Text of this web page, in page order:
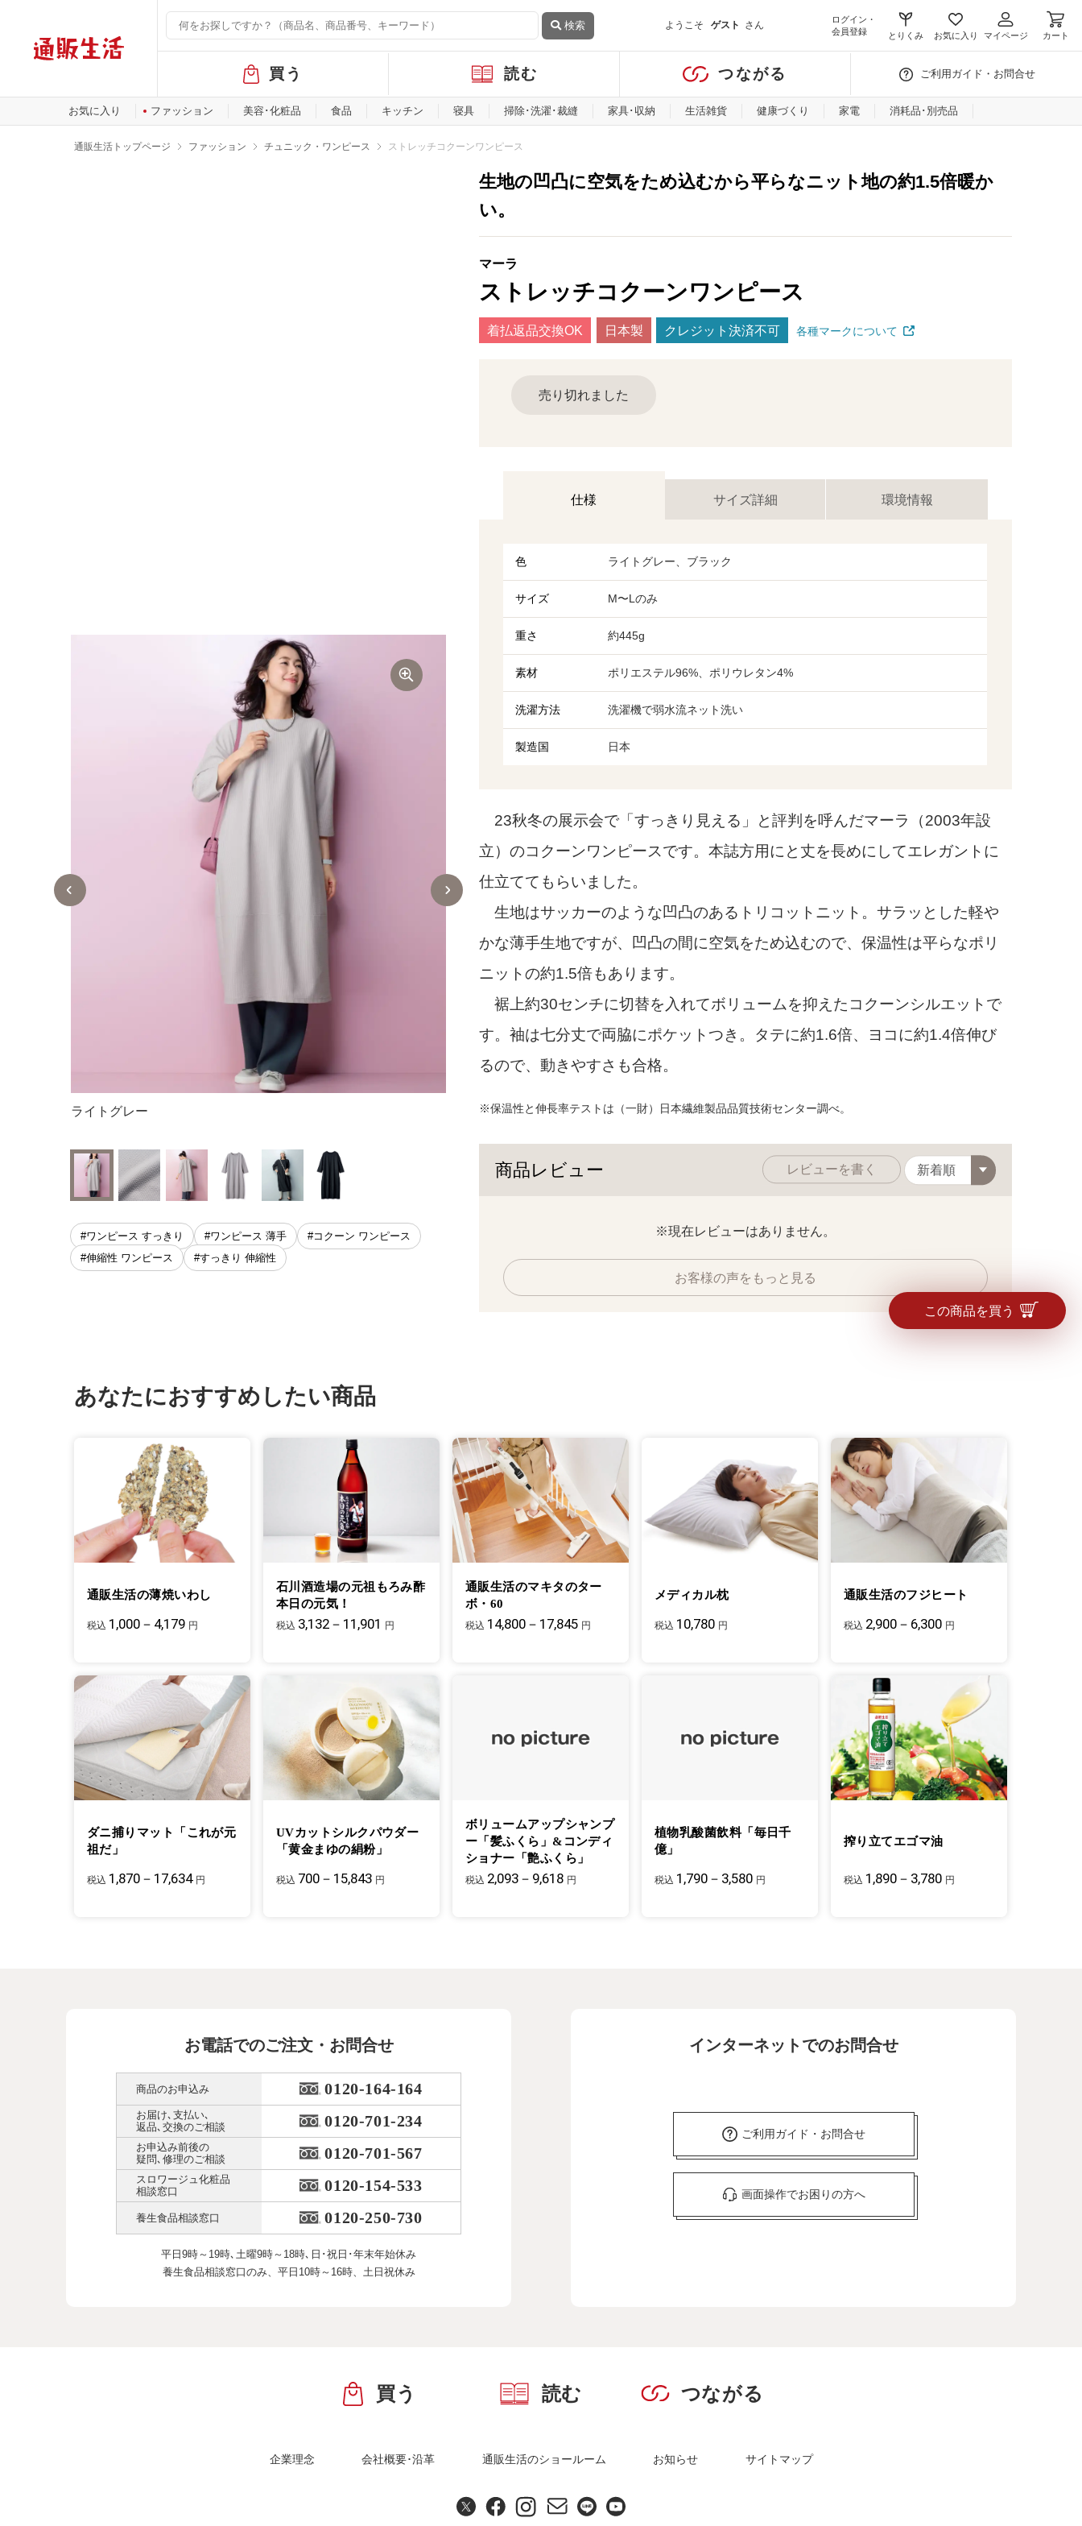
検索 ようこそ ゲスト さん
ログイン・
会員登録
とりくみ お気に入り マイページ カート
バ
ル
メ
買う 読む つながる ご利用ガイド・お問合せ
お気に入り ファッション 美容･化粧品 食品 キッチン 寝具 掃除･洗濯･裁縫 家具･収納 生活雑貨 健康づくり 家電 消耗品･別売品
通販生活トップページ ファッション チュニック・ワンピース ストレッチコクーンワンピース
生地の凹凸に空気をため込むから平らなニット地の約1.5倍暖か
い。
ライトグレー
凹凸ニットでぬくぬく。サッカー地のような凹凸に空気をため込 ライトグレー
#ワンピース すっきり #ワンピース 薄手
#コクーン ワンピース
#伸縮性 ワンピース
#すっきり 伸縮性
マーラ
ストレッチコクーンワンピース
着払返品交換OK 日本製 クレジット決済不可 各種マークについて
売り切れました
仕様 サイズ詳細 環境情報
色 ライトグレー、ブラック
サイズ M〜Lのみ
重さ 約445g
素材 ポリエステル96%、ポリウレタン4%
洗濯方法 洗濯機で弱水流ネット洗い
製造国 日本
23秋冬の展示会で「すっきり見える」と評判を呼んだマーラ（2003年設
立）のコクーンワンピースです。本誌方用にと丈を長めにしてエレガントに
仕立ててもらいました。
生地はサッカーのような凹凸のあるトリコットニット。サラッとした軽や
かな薄手生地ですが、凹凸の間に空気をため込むので、保温性は平らなポリ
ニットの約1.5倍もあります。
裾上約30センチに切替を入れてボリュームを抑えたコクーンシルエットで
す。袖は七分丈で両脇にポケットつき。タテに約1.6倍、ヨコに約1.4倍伸び
るので、動きやすさも合格。
※保温性と伸長率テストは（一財）日本繊維製品品質技術センター調べ。
商品レビュー レビューを書く
※現在レビューはありません。
お客様の声をもっと見る
この商品を買う
あなたにおすすめしたい商品
通販生活の薄焼いわし
税込 1,000－4,179 円
石川酒造場の元祖もろみ酢
本日の元気！
税込 3,132－11,901 円
通販生活のマキタのター
ボ・60
税込 14,800－17,845 円
メディカル枕
税込 10,780 円
通販生活のフジヒート
税込 2,900－6,300 円
ダニ捕りマット「これが元
祖だ」
税込 1,870－17,634 円
UVカットシルクパウダー
「黄金まゆの絹粉」
税込 700－15,843 円
ボリュームアップシャンプ
ー「髪ふくら」&コンディ
ショナー「艶ふくら」
税込 2,093－9,618 円
植物乳酸菌飲料「毎日千
億」
税込 1,790－3,580 円
搾り立てエゴマ油
税込 1,890－3,780 円
お電話でのご注文・お問合せ
商品のお申込み 0120-164-164
お届け､支払い､
返品､交換のご相談
0120-701-234
お申込み前後の
疑問､修理のご相談
0120-701-567
スロワージュ化粧品
相談窓口
0120-154-533
養生食品相談窓口 0120-250-730
平日9時～19時､土曜9時～18時､ 日･祝日･年末年始休み
養生食品相談窓口のみ、 平日10時～16時、土日祝休み
インターネットでのお問合せ
ご利用ガイド・お問合せ
画面操作でお困りの方へ
買う 読む つながる
企業理念 会社概要･沿革 通販生活のショールーム お知らせ サイトマップ